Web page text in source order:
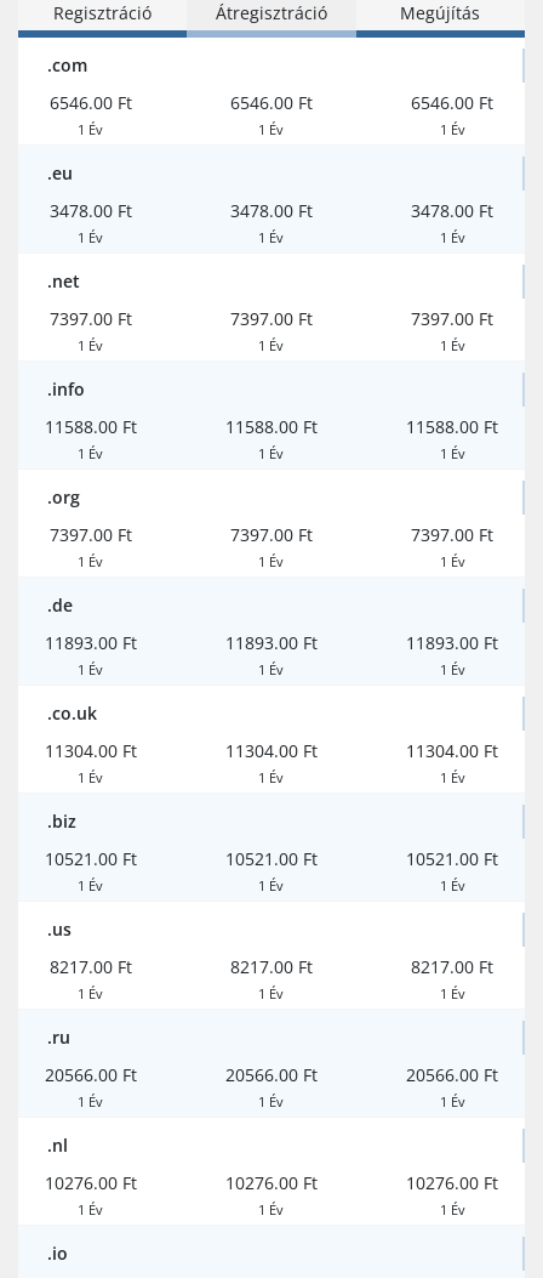
Regisztráció
Átregisztráció Megújítás
.com
6546.00 Ft
1 Év
6546.00 Ft
1 Év
6546.00 Ft
1 Év
.eu
3478.00 Ft
1 Év
3478.00 Ft
1 Év
3478.00 Ft
1 Év
.net
7397.00 Ft
1 Év
7397.00 Ft
1 Év
7397.00 Ft
1 Év
.info
11588.00 Ft
1 Év
11588.00 Ft
1 Év
11588.00 Ft
1 Év
.org
7397.00 Ft
1 Év
7397.00 Ft
1 Év
7397.00 Ft
1 Év
.de
11893.00 Ft
1 Év
11893.00 Ft
1 Év
11893.00 Ft
1 Év
.co.uk
11304.00 Ft
1 Év
11304.00 Ft
1 Év
11304.00 Ft
1 Év
.biz
10521.00 Ft
1 Év
10521.00 Ft
1 Év
10521.00 Ft
1 Év
.us
8217.00 Ft
1 Év
8217.00 Ft
1 Év
8217.00 Ft
1 Év
.ru
20566.00 Ft
1 Év
20566.00 Ft
1 Év
20566.00 Ft
1 Év
.nl
10276.00 Ft
1 Év
10276.00 Ft
1 Év
10276.00 Ft
1 Év
.io